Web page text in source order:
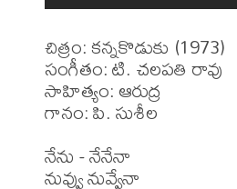
చిత్రం: కన్నకొడుకు (1973)
సంగీతం: టి. చలపతి రావు
సాహిత్యం: ఆరుద్ర
గానం: పి. సుశీల
నేను - నేనేనా
నువ్వు నువ్వేనా